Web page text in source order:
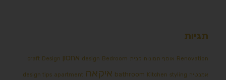
תגיות
Renovation אוסף תמונות לבית design Bedroom אחסון craft Design
אמבטיה bathroom Kitchen styling איקאה design tips apartment